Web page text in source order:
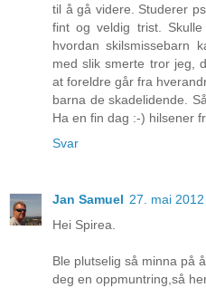
til å gå videre. Studerer
fint og veldig trist.
hvordan skilsmissebarn
med slik smerte tror jeg,
at foreldre går fra
barna de skadelidende.
Ha en fin dag :-) hilsener
Svar
Jan Samuel 27. mai
Hei Spirea.
Ble plutselig så minna på
deg en oppmuntring,så